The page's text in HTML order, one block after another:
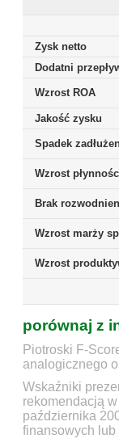
Zysk netto
Dodatni
Wzrost ROA
Jakość zysku
Spadek
Wzrost
Brak
Wzrost marży
Wzrost
porównaj z
Piotroski F-
analogicznego
Wskaźniki
rekomendacją
października
finansowych lub